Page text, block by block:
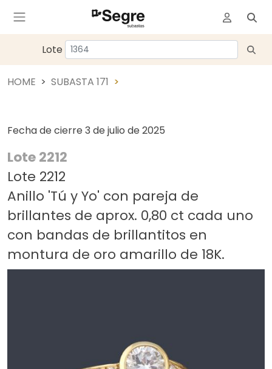
Lote
HOME SUBASTA 171
Fecha de cierre 3 de julio de 2025
Lote 2212
Lote 2212
Anillo 'Tú y Yo' con pareja de
brillantes de aprox. 0,80 ct cada uno
con bandas de brillantitos en
montura de oro amarillo de 18K.